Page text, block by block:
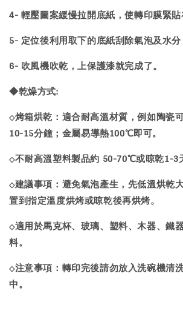
4- 輕壓圖案緩慢拉開底紙，使轉印膜緊貼
5- 定位後利用取下的底紙刮除氣泡及水分
6- 吹風機吹乾，上保護漆就完成了。
◆乾燥方式:
◇烤箱烘乾：適合耐高溫材質，例如陶瓷
10-15分鐘；金屬易導熱100℃即可。
◇不耐高溫塑料製品約 50-70℃或晾乾1-3
◇建議事項：避免氣泡產生，先低溫烘乾
置到指定溫度烘烤或晾乾後再烘烤。
◇適用於馬克杯、玻璃、塑料、木器、鐵
料。
◇注意事項：轉印完後請勿放入洗碗機清
中。